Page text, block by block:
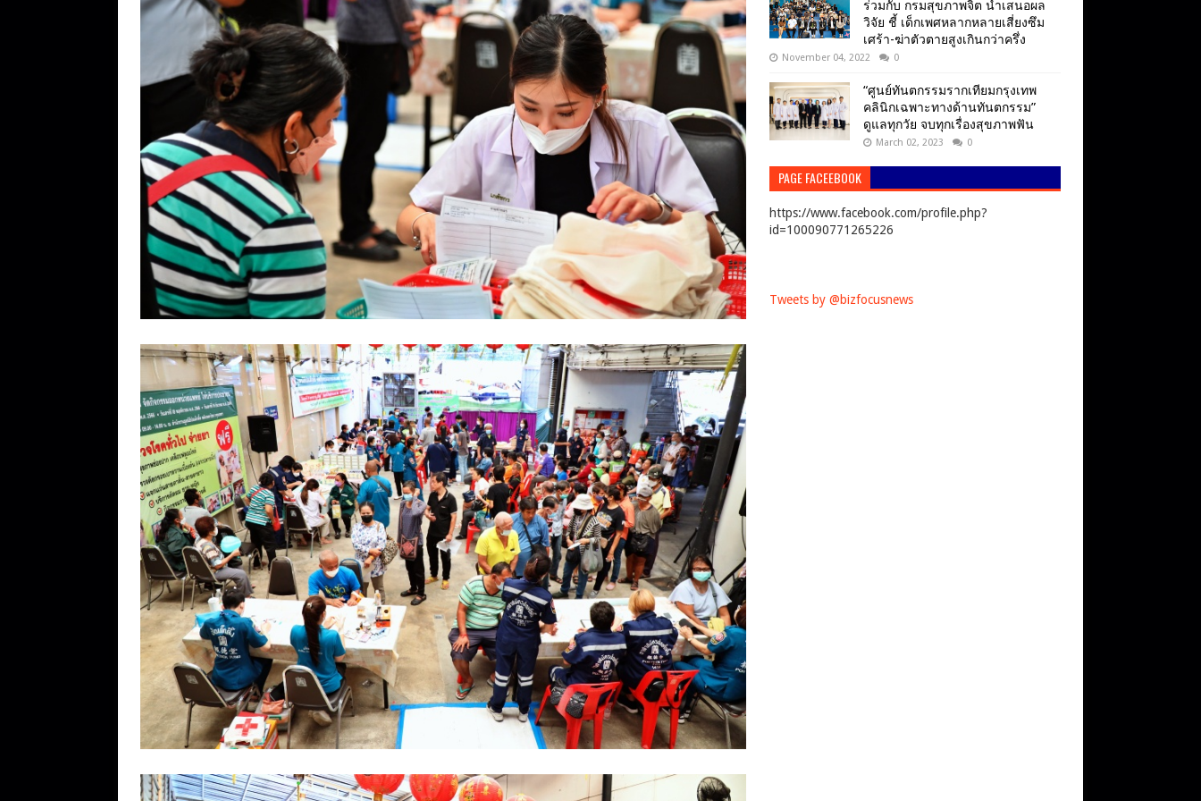
ร่วมกับ กรมสุขภาพจิต นำเสนอผล
วิจัย ชี้ เด็กเพศหลากหลายเสี่ยงซึม
เศร้า-ฆ่าตัวตายสูงเกินกว่าครึ่ง
November 04, 2022 0
“ศูนย์ทันตกรรมรากเทียมกรุงเทพ
คลินิกเฉพาะทางด้านทันตกรรม”
ดูแลทุกวัย จบทุกเรื่องสุขภาพฟัน
March 02, 2023 0
PAGE FACEEBOOK
https://www.facebook.com/profile.php?
id=100090771265226
Tweets by @bizfocusnews